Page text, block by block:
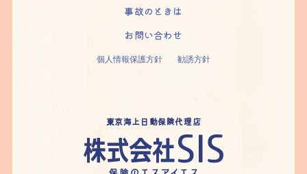
事故のときは
お問い合わせ
個人情報保護方針 勧誘方針
東京海上日動保険代理店